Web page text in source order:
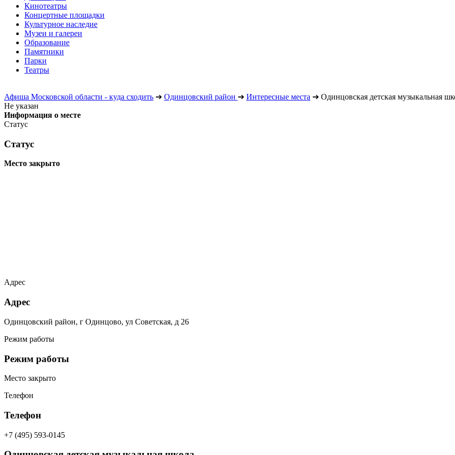
Кинотеатры
Концертные площадки
Культурное наследие
Музеи и галереи
Образование
Памятники
Парки
Театры
Афиша Московской области - куда сходить ➔ Одинцовский район ➔ Интересные места ➔ Одинцовская детская музыкальная
Не указан
Информация о месте
Статус
Статус
Место закрыто
Адрес
Адрес
Одинцовский район, г Одинцово, ул Советская, д 26
Режим работы
Режим работы
Место закрыто
Телефон
Телефон
+7 (495) 593-0145